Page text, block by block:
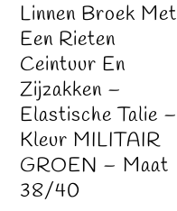
Linnen Broek Met
Een Rieten
Ceintuur En
Zijzakken –
Elastische Talie –
Kleur MILITAIR
GROEN – Maat
38/40